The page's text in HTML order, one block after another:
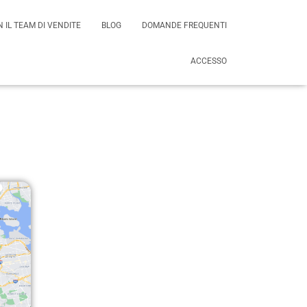
IL TEAM DI VENDITE BLOG DOMANDE FREQUENTI
ACCESSO